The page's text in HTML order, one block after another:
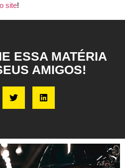
site!
ESSA MATÉRIA
AMIGOS!